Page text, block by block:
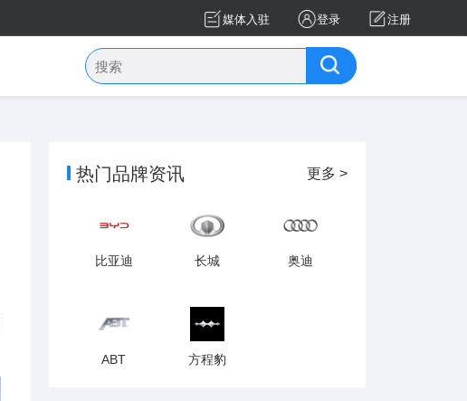
媒体入驻 登录 注册
热门品牌资讯 更多 >
比亚迪 长城 奥迪
ABT 方程豹